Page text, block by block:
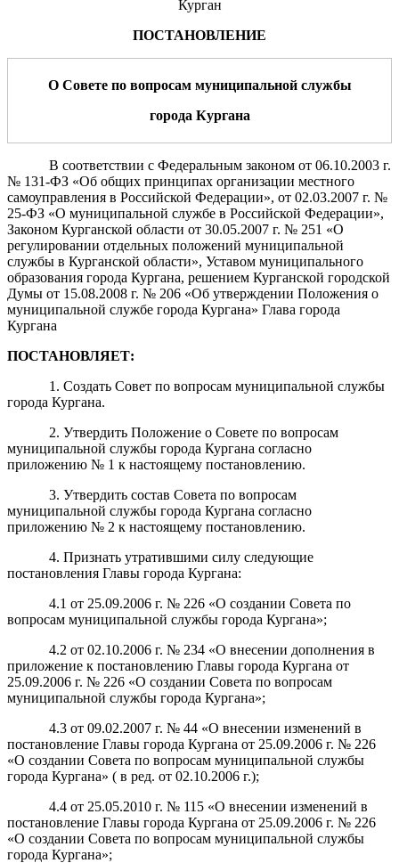
Курган
ПОСТАНОВЛЕНИЕ
О Советепо вопросам муниципальной службы
города Кургана
В соответствии с Федеральным законом от 06.10.2003 г.
№ 131-ФЗ «Об общих принципах организации местного
самоуправления в Российской Федерации», от 02.03.2007 г. №
25-ФЗ «О муниципальной службе в Российской Федерации»,
Законом Курганской области от 30.05.2007 г. № 251 «О
регулировании отдельных положений муниципальной
службы в Курганской области», Уставом муниципального
образования города Кургана, решением Курганской городской
Думы от 15.08.2008 г. № 206 «Об утверждении Положения о
муниципальной службе города Кургана» Глава города
Кургана
ПОСТАНОВЛЯЕТ:
1. Создать Совет по вопросам муниципальной службы
города Кургана.
2. Утвердить Положение оСовете по вопросам
муниципальной службы города Кургана согласно
приложению № 1 к настоящему постановлению.
3. Утвердить состав Совета по вопросам
муниципальной службы города Кургана согласно
приложению № 2 к настоящему постановлению.
4. Признать утратившими силу следующие
постановления Главы города Кургана:
4.1 от 25.09.2006 г. № 226 «О создании Совета по
вопросам муниципальной службы города Кургана»;
4.2 от 02.10.2006 г. № 234 «О внесении дополнения в
приложение к постановлению Главы города Кургана от
25.09.2006 г. № 226 «О создании Совета по вопросам
муниципальной службы города Кургана»;
4.3 от 09.02.2007 г. № 44 «О внесении изменений в
постановление Главы города Кургана от 25.09.2006 г. № 226
«О создании Совета по вопросам муниципальной службы
города Кургана» ( в ред. от 02.10.2006 г.);
4.4 от 25.05.2010 г. № 115 «О внесении изменений в
постановление Главы города Кургана от 25.09.2006 г. № 226
«О создании Совета по вопросам муниципальной службы
города Кургана»;